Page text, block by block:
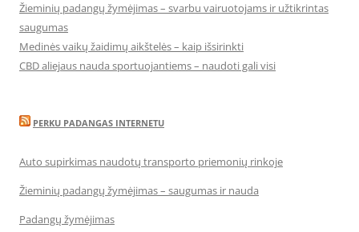
Žieminių padangų žymėjimas – svarbu vairuotojams ir užtikrintas
saugumas
Medinės vaikų žaidimų aikštelės – kaip išsirinkti
CBD aliejaus nauda sportuojantiems – naudoti gali visi
PERKU PADANGAS INTERNETU
Auto supirkimas naudotų transporto priemonių rinkoje
Žieminių padangų žymėjimas – saugumas ir nauda
Padangų žymėjimas